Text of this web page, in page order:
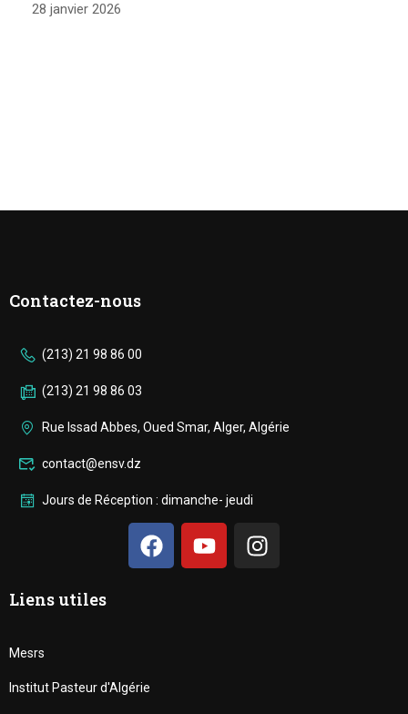
28 janvier 2026
Contactez-nous
(213) 21 98 86 00
(213) 21 98 86 03
Rue Issad Abbes, Oued Smar, Alger, Algérie
contact@ensv.dz
Jours de Réception : dimanche- jeudi
Liens utiles
Mesrs
Institut Pasteur d'Algérie